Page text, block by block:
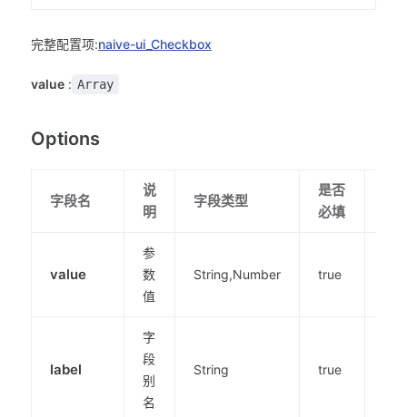
完整配置项:naive-ui_Checkbox
value : Array
Options
字段名
说
明
字段类型
是否
必填
value
参
数
值
String,Number true
label
字
段
别
名
String true